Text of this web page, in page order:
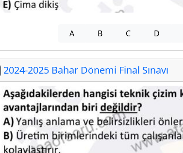
A B C D
2024-2025 Bahar Dönemi Final Sınavı